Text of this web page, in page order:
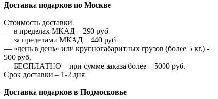
Доставка подарков по Москве
Стоимость доставки:
— в пределах МКАД – 290 руб.
— за пределами МКАД – 440 руб.
— «день в день» или крупногабаритных грузов (более 5 кг.) -
500 руб.
— БЕСПЛАТНО – при сумме заказа более – 5000 руб.
Срок доставки – 1-2 дня
Доставка подарков в Подмосковье